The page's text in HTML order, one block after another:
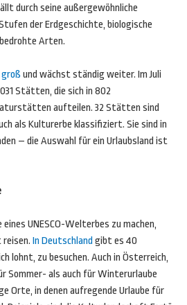
durch seine außergewöhnliche
der Erdgeschichte, biologische
Arten.
und wächst ständig weiter. Im Juli
Stätten, die sich in 802
aufteilen. 32 Stätten sind
als Kulturerbe klassifiziert. Sie sind in
– die Auswahl für ein Urlaubsland ist
eines UNESCO-Welterbes zu machen,
reisen. In Deutschland gibt es 40
lohnt, zu besuchen. Auch in Österreich,
Sommer- als auch für Winterurlaube
Orte, in denen aufregende Urlaube für